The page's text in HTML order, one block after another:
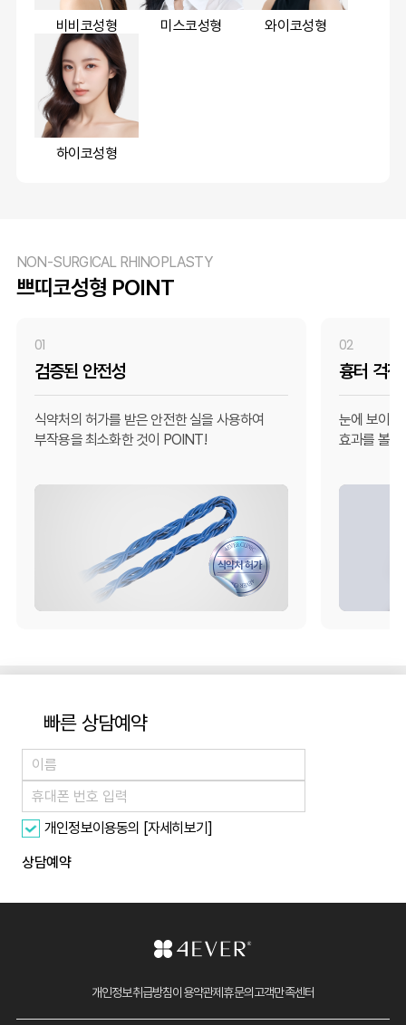
비비코성형 미스코성형 와이코성형
하이코성형
NON-SURGICAL RHINOPLASTY
쁘띠코성형 POINT
01
검증된 안전성
식약처의 허가를 받은 안전한 실을 사용하여
부작용을 최소화한 것이 POINT!
02
흉터 걱
눈에 보이는
효과를 볼
빠른 상담예약
개인정보이용동의 [자세히보기]
상담예약
개인정보취급방침이용약관제휴문의고객만족센터